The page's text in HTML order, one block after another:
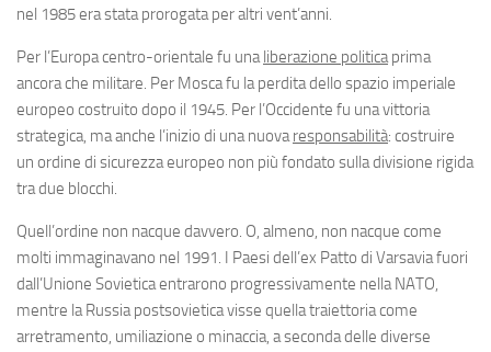
nel 1985 era stata prorogata per altri vent’anni.
Per l’Europa centro-orientale fu unaliberazione politicaprima
ancora che militare. Per Mosca fu la perdita dello spazio imperiale
europeo costruito dopo il 1945. Per l’Occidente fu una vittoria
strategica, ma anche l’inizio di una nuovaresponsabilità: costruire
un ordine di sicurezza europeo non più fondato sulla divisione rigida
tra due blocchi.
Quell’ordine non nacque davvero. O, almeno, non nacque come
molti immaginavano nel 1991. I Paesi dell’ex Patto di Varsavia fuori
dall’Unione Sovietica entrarono progressivamente nella NATO,
mentre la Russia postsovietica visse quella traiettoria come
arretramento, umiliazione o minaccia, a seconda delle diverse